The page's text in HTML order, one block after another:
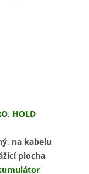
, HOLD
na kabelu
plocha